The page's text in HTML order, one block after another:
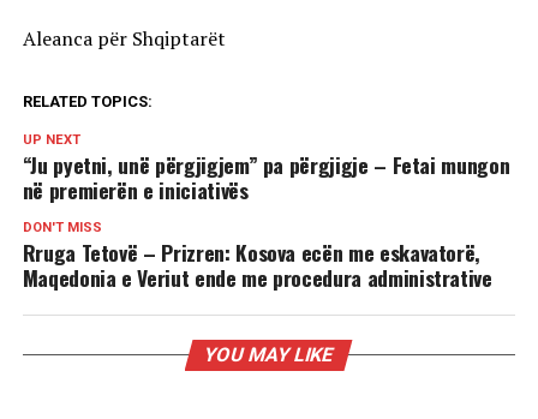
Aleanca për Shqiptarët
RELATED TOPICS:
UP NEXT
“Ju pyetni, unë përgjigjem” pa përgjigje – Fetai mungon
në premierën e iniciativës
DON'T MISS
Rruga Tetovë – Prizren: Kosova ecën me eskavatorë,
Maqedonia e Veriut ende me procedura administrative
YOU MAY LIKE